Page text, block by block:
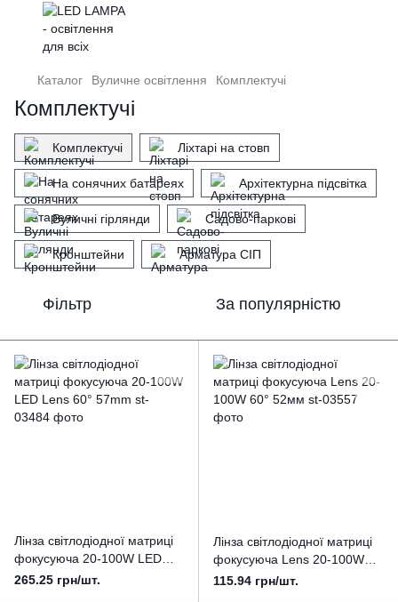
Каталог Вуличне освітлення Комплектучі
Комплектучі
Комплектучі Ліхтарі на стовп
На сонячних батареях Архітектурна підсвітка
Вуличні гірлянди Садово-паркові
Кронштейни Арматура СІП
Фільтр За популярністю
Лінза світлодіодної матриці
фокусуюча 20-100W LED
Lens 60° 57mm
265.25 грн/шт.
Лінза світлодіодної матриці
фокусуюча Lens 20-100W
60° 52мм
115.94 грн/шт.